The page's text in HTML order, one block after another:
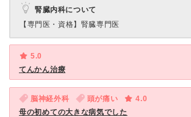
腎臓内科について
【専門医・資格】 腎臓専門医
5.0
てんかん治療
脳神経外科 頭が痛い
4.0
母の初めての大きな病気でした